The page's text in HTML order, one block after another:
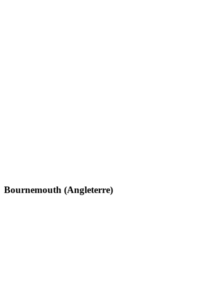
Bournemouth (Angleterre)